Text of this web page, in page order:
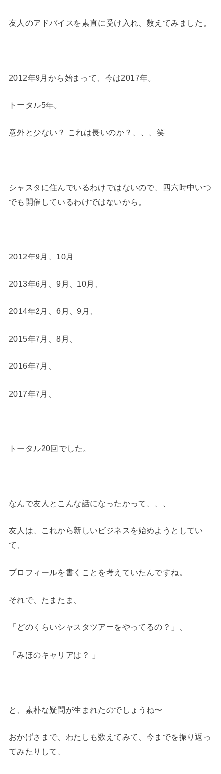
友人のアドバイスを素直に受け入れ、数えてみました。
2012年9月から始まって、今は2017年。
トータル5年。
意外と少ない？ これは長いのか？、、、笑
シャスタに住んでいるわけではないので、四六時中いつ
でも開催しているわけではないから。
2012年9月、10月
2013年6月、9月、10月、
2014年2月、6月、9月、
2015年7月、8月、
2016年7月、
2017年7月、
トータル20回でした。
なんで友人とこんな話になったかって、、、
友人は、これから新しいビジネスを始めようとしてい
て、
プロフィールを書くことを考えていたんですね。
それで、たまたま、
「どのくらいシャスタツアーをやってるの？」、
「みほのキャリアは？ 」
と、素朴な疑問が生まれたのでしょうね〜
おかげさまで、わたしも数えてみて、今までを振り返っ
てみたりして、